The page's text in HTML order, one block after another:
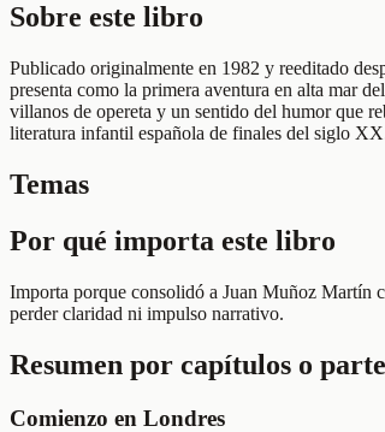
Sobre este libro
Publicado originalmente en 1982 y reeditado
presenta como la primera aventura en alta mar
villanos de opereta y un sentido del humor que
literatura infantil española de finales del siglo
Temas
Por qué importa este libro
Importa porque consolidó a Juan Muñoz Martín
perder claridad ni impulso narrativo.
Resumen por capítulos o
Comienzo en Londres